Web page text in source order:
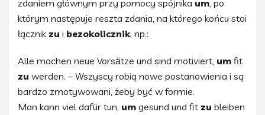
zdaniem głównym przy pomocy spójnika um, po
którym następuje reszta zdania, na którego końcu stoi
łącznik zu i bezokolicznik, np.:
Alle machen neue Vorsӓtze und sind motiviert, um fit
zu werden. – Wszyscy robią nowe postanowienia i są
bardzo zmotywowani, żeby być w formie.
Man kann viel dafür tun, um gesund und fit zu bleiben